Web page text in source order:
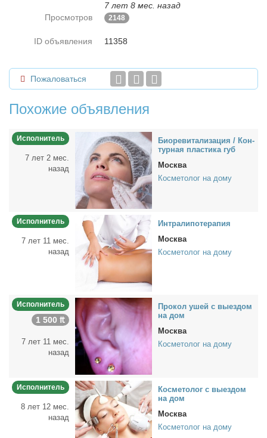
7 лет 8 мес. назад
Просмотров
2148
ID объявления 11358
Пожаловаться
Похожие объявления
Исполнитель
7 лет 2 мес.
назад
Био­ре­ви­та­ли­за­ция / Кон­
тур­ная пла­сти­ка губ
Москва
Косметолог на дому
Исполнитель
7 лет 11 мес.
назад
Ин­тра­ли­по­те­ра­пия
Москва
Косметолог на дому
Исполнитель
1 500 ₶
7 лет 11 мес.
назад
Про­кол ушей с вы­ез­дом
на дом
Москва
Косметолог на дому
Исполнитель
8 лет 12 мес.
назад
Кос­ме­то­лог с вы­ез­дом
на дом
Москва
Косметолог на дому